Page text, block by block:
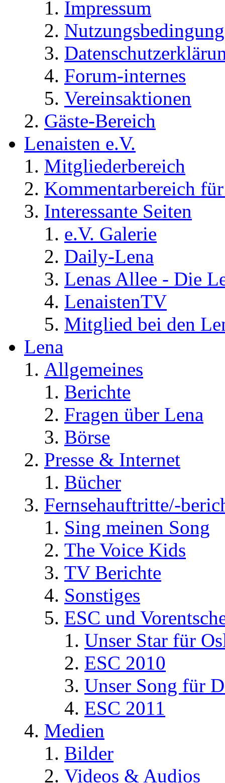
Impressum
Forum-internes
Vereinsaktionen
Gäste-Bereich
Lenaisten e.V.
Mitgliederbereich
Kommentarbereich
Interessante Seiten
e.V. Galerie
Daily-Lena
Lenas Allee - Die
LenaistenTV
Mitglied bei den
Lena
Allgemeines
Berichte
Fragen über Lena
Börse
Presse & Internet
Bücher
Fernsehauftritte/-
Sing meinen Song
The Voice Kids
TV Berichte
Sonstiges
ESC und
Unser Star für
ESC 2010
Unser Song für
ESC 2011
Medien
Bilder
Videos & Audios